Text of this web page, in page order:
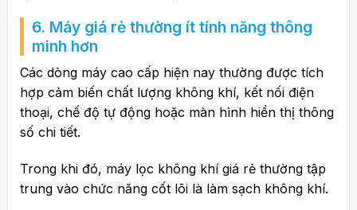
6. Máy giá rẻ thường ít tính năng thông
minh hơn
Các dòng máy cao cấp hiện nay thường được tích
hợp cảm biến chất lượng không khí, kết nối điện
thoại, chế độ tự động hoặc màn hình hiển thị thông
số chi tiết.
Trong khi đó, máy lọc không khí giá rẻ thường tập
trung vào chức năng cốt lõi là làm sạch không khí.